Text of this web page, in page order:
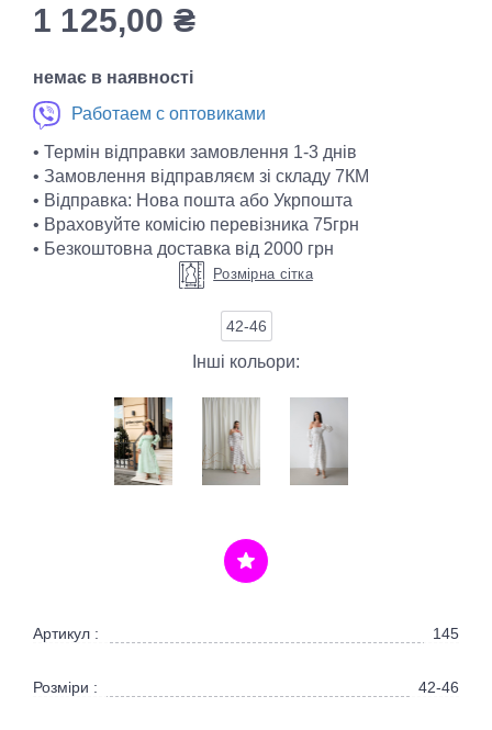
1 125,00 ₴
немає в наявності
Работаем с оптовиками
• Термін відправки замовлення 1-3 днів
• Замовлення відправляєм зі складу 7КМ
• Відправка: Нова пошта або Укрпошта
• Враховуйте комісію перевізника 75грн
• Безкоштовна доставка від 2000 грн
Розмірна сітка
42-46
Інші кольори:
Артикул : 145
Розміри : 42-46